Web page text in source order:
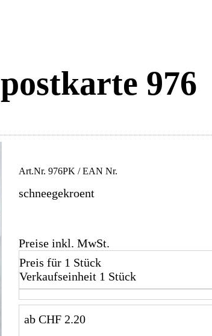
postkarte 976
Art.Nr.976PK / EAN Nr.
schneegekroent
Preise inkl. MwSt.
Preis für 1 Stück
Verkaufseinheit 1 Stück
ab CHF 2.20